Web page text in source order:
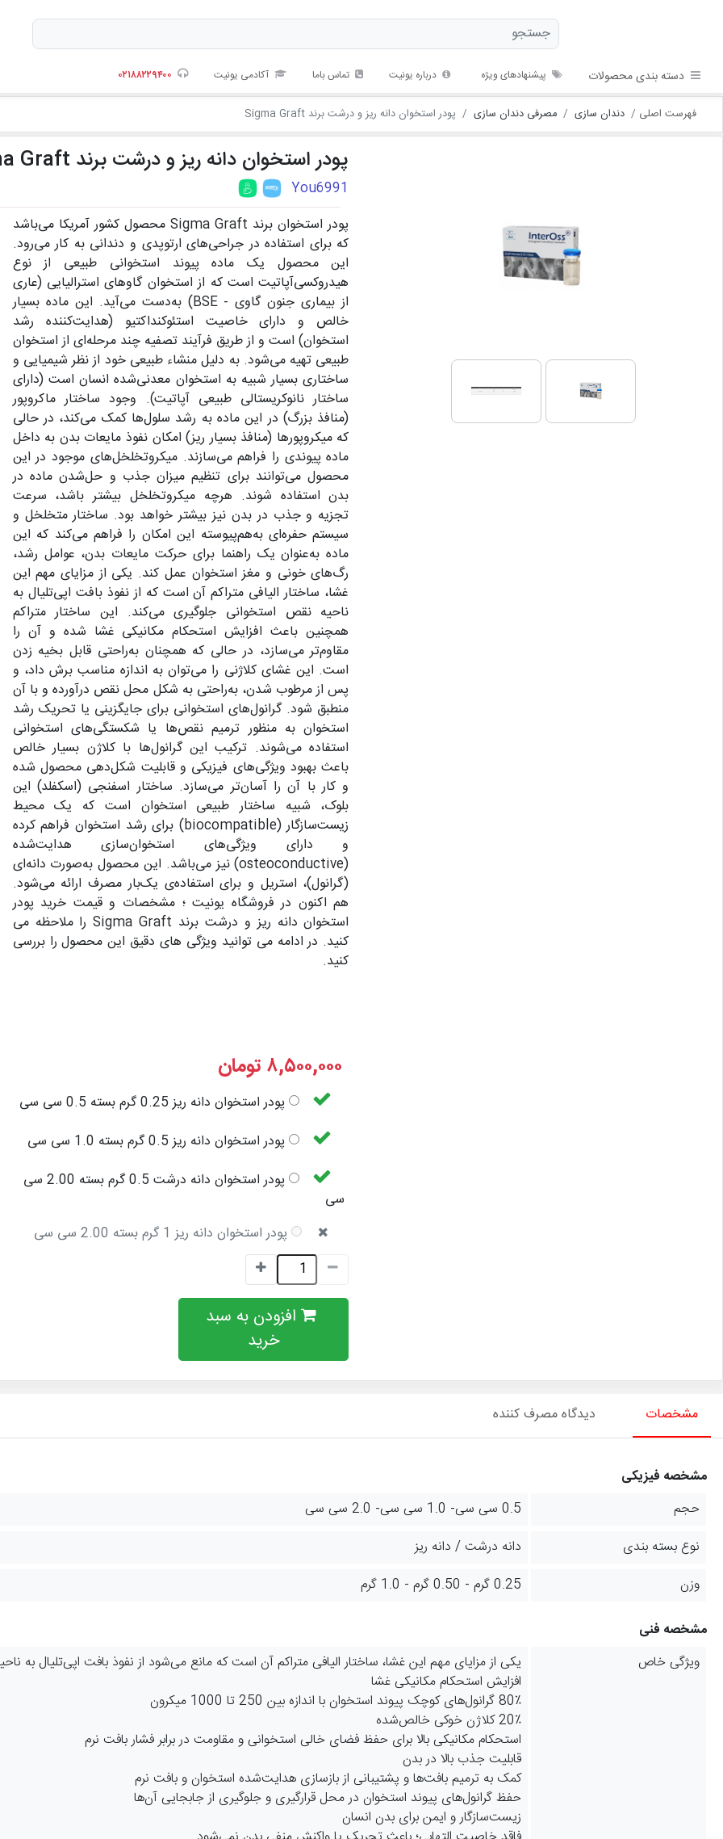
دسته بندی محصولات پیشنهادهای ویژه درباره یونیت تماس باما آکادمی یونیت
فهرست اصلی دندان سازی مصرفی دندان سازی پودر استخوان دانه ریز و درشت برند Sigma Graft
پودر استخوان دانه ریز و درشت برند Sigma Graft
You6991
پودر استخوان برند Sigma Graft محصول کشور آمریکا می‌باشد
که برای استفاده در جراحی‌های ارتوپدی و دندانی به کار می‌رود.
این محصول یک ماده پیوند استخوانی طبیعی از نوع
هیدروکسی‌آپاتیت است که از استخوان گاوهای استرالیایی (عاری
از بیماری جنون گاوی - BSE) به‌دست می‌آید. این ماده بسیار
خالص و دارای خاصیت استئوکنداکتیو (هدایت‌کننده رشد
استخوان) است و از طریق فرآیند تصفیه چند مرحله‌ای از استخوان
طبیعی تهیه می‌شود. به دلیل منشاء طبیعی خود از نظر شیمیایی و
ساختاری بسیار شبیه به استخوان معدنی‌شده انسان است (دارای
ساختار نانوکریستالی طبیعی آپاتیت). وجود ساختار ماکروپور
(منافذ بزرگ) در این ماده به رشد سلول‌ها کمک می‌کند، در حالی
که میکروپورها (منافذ بسیار ریز) امکان نفوذ مایعات بدن به داخل
ماده پیوندی را فراهم می‌سازند. میکروتخلخل‌های موجود در این
محصول می‌توانند برای تنظیم میزان جذب و حل‌شدن ماده در
بدن استفاده شوند. هرچه میکروتخلخل بیشتر باشد، سرعت
تجزیه و جذب در بدن نیز بیشتر خواهد بود. ساختار متخلخل و
سیستم حفره‌ای به‌هم‌پیوسته‌ این امکان را فراهم می‌کند که این
ماده به‌عنوان یک راهنما برای حرکت مایعات بدن، عوامل رشد،
رگ‌های خونی و مغز استخوان عمل کند. یکی از مزایای مهم این
غشا، ساختار الیافی متراکم آن است که از نفوذ بافت اپی‌تلیال به
ناحیه نقص استخوانی جلوگیری می‌کند. این ساختار متراکم
همچنین باعث افزایش استحکام مکانیکی غشا شده و آن را
مقاوم‌تر می‌سازد، در حالی که همچنان به‌راحتی قابل بخیه زدن
است. این غشای کلاژنی را می‌توان به اندازه مناسب برش داد، و
پس از مرطوب شدن، به‌راحتی به شکل محل نقص درآورده و با آن
منطبق شود. گرانول‌های استخوانی برای جایگزینی یا تحریک رشد
استخوان به منظور ترمیم نقص‌ها یا شکستگی‌های استخوانی
استفاده می‌شوند. ترکیب این گرانول‌ها با کلاژن بسیار خالص
باعث بهبود ویژگی‌های فیزیکی و قابلیت شکل‌دهی محصول شده
و کار با آن را آسان‌تر می‌سازد. ساختار اسفنجی (اسکفلد) این
بلوک، شبیه ساختار طبیعی استخوان است که یک محیط
زیست‌سازگار (biocompatible) برای رشد استخوان فراهم کرده
و دارای ویژگی‌های استخوان‌سازی هدایت‌شده
(osteoconductive) نیز می‌باشد. این محصول به‌صورت دانه‌ای
(گرانول)، استریل و برای استفاده‌ی یک‌بار مصرف ارائه می‌شود.
هم اکنون در فروشگاه یونیت ؛ مشخصات و قیمت خرید پودر
استخوان دانه ریز و درشت برند Sigma Graft را ملاحظه می
کنید. در ادامه می توانید ویژگی های دقیق این محصول را بررسی
کنید.
۸,۵۰۰,۰۰۰ تومان
پودر استخوان دانه ریز 0.25 گرم بسته 0.5 سی سی
پودر استخوان دانه ریز 0.5 گرم بسته 1.0 سی سی
پودر استخوان دانه درشت 0.5 گرم بسته 2.00 سی
سی
پودر استخوان دانه ریز 1 گرم بسته 2.00 سی سی
افزودن به سبد
خرید
مشخصات دیدگاه مصرف کننده
مشخصه فیزیکی
حجم
0.5 سی سی- 1.0 سی سی- 2.0 سی سی
نوع بسته بندی
دانه درشت / دانه ریز
وزن
0.25 گرم - 0.50 گرم - 1.0 گرم
مشخصه فنی
ویژگی خاص
یکی از مزایای مهم این غشا، ساختار الیافی متراکم آن است که مانع می‌شود از نفوذ بافت اپی‌تلیال به
افزایش استحکام مکانیکی غشا
80٪ گرانول‌های کوچک پیوند استخوان با اندازه بین 250 تا 1000 میکرون
20٪ کلاژن خوکی خالص‌شده
استحکام مکانیکی بالا برای حفظ فضای خالی استخوانی و مقاومت در برابر فشار بافت نرم
قابلیت جذب بالا در بدن
کمک به ترمیم بافت‌ها و پشتیبانی از بازسازی هدایت‌شده استخوان و بافت نرم
حفظ گرانول‌های پیوند استخوان در محل قرارگیری و جلوگیری از جابجایی آن‌ها
زیست‌سازگار و ایمن برای بدن انسان